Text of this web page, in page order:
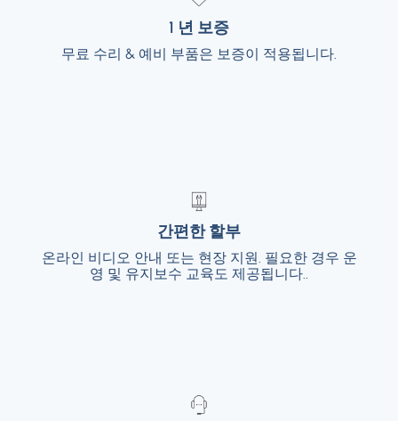
1 년 보증
무료 수리 & 예비 부품은 보증이 적용됩니다.
1 년 보증
무료 수리 & 예비 부품은 보증이 적용됩니다.
간편한 할부
온라인 비디오 안내 또는 현장 지원. 필요한 경우 운
영 및 유지보수 교육도 제공됩니다..
간편한 할부
온라인 비디오 안내 또는 현장 지원. 필요한 경
우 운영 및 유지보수 교육도 제공됩니다..